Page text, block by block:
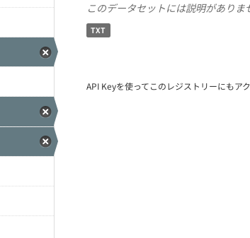
このデータセットには説明がありま
TXT
API Keyを使ってこのレジストリーにもア